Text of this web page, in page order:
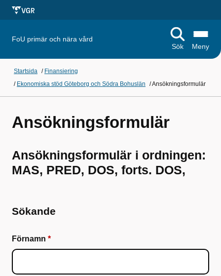
FoU primär och nära vård
Sök
Meny
Startsida / Finansiering
/ Ekonomiska stöd Göteborg och Södra Bohuslän /Ansökningsformulär
Ansökningsformulär
Ansökningsformulär i ordningen:
MAS, PRED, DOS, forts. DOS,
Sökande
Förnamn